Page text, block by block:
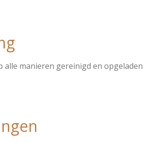
alle manieren gereinigd en opgeladen